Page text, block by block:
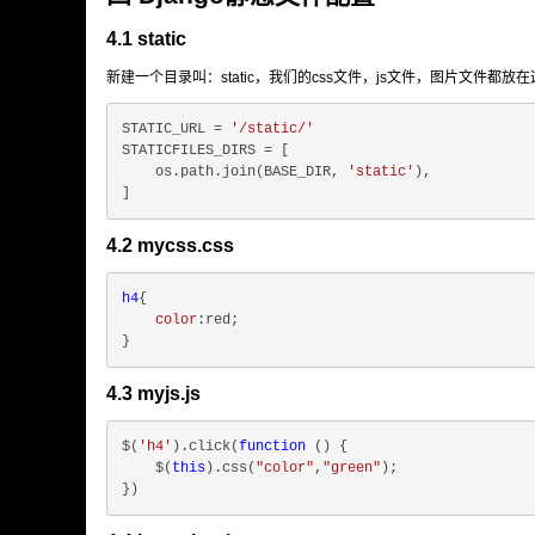
4.1 static
新建一个目录叫：static，我们的css文件，js文件，图片文件都放在
STATIC_URL =
'/static/'
STATICFILES_DIRS = [
    os.path.join(BASE_DIR,
'static' ),
4.2 mycss.css
h4{
color :red;
4.3 myjs.js
$( 'h4' ).click(function () {
    $(
this ).css( "color" , "green" );